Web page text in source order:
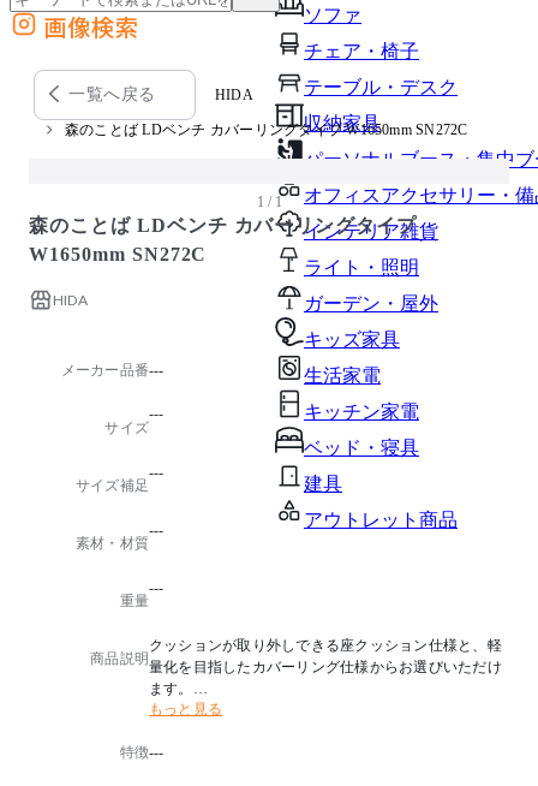
ソファ
チェア・椅子
テーブル・デスク
収納家具
パーソナルブース・集中
オフィスアクセサリー・備
インテリア雑貨
ライト・照明
ガーデン・屋外
キッズ家具
生活家電
キッチン家電
ベッド・寝具
建具
アウトレット商品
外部サイトの商品をカートに追加
他のサイトで見つけた商品ページのURLを貼り付けて、カートに追加できます
画像検索
一覧へ戻る HIDA
森のことば LDベンチ カバーリングタイプ W1650mm SN272C
1 / 1
森のことば LDベンチ カバーリングタイプ
W1650mm SN272C
HIDA
メーカー品番---
サイズ
---
サイズ補足
---
素材・材質
---
重量
---
商品説明
クッションが取り外しできる座クッション仕様と、軽
量化を目指したカバーリング仕様からお選びいただけ
ます。
どちらも気軽にカバーのお手入れができます。
もっと見る
特徴---